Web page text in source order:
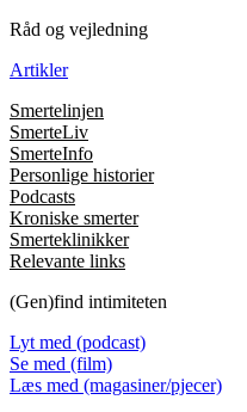
Råd og vejledning
Artikler
Smertelinjen
SmerteLiv
SmerteInfo
Personlige historier
Podcasts
Kroniske smerter
Smerteklinikker
Relevante links
(Gen)find intimiteten
Lyt med (podcast)
Se med (film)
Læs med (magasiner/pjecer)